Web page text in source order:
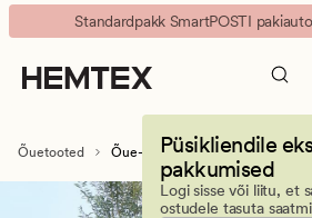
Aiamööbel
õuemööbel
rõdule
Animated
banner.
Press
ESCAPE
pause.
Standardpakk SmartPOSTI
Püsikliendile
pakkumised
Logi sisse või liitu, et
ostudele tasuta
Õuetooted Õue- ja aiamööbel